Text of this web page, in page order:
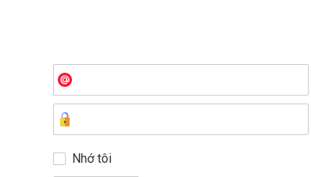
Nhớ tôi